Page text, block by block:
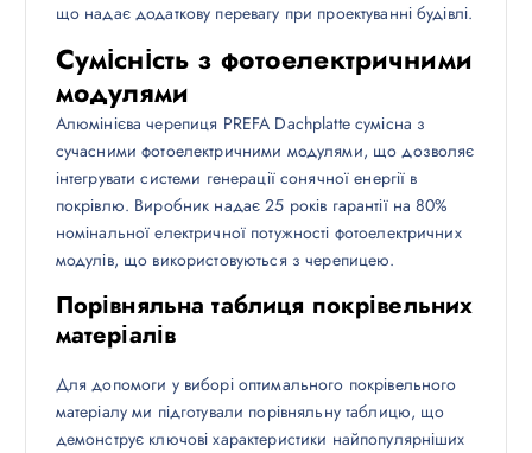
що надає додаткову перевагу при проектуванні будівлі.
Сумісність з фотоелектричними
модулями
Алюмінієва черепиця PREFA Dachplatte сумісна з
сучасними фотоелектричними модулями, що дозволяє
інтегрувати системи генерації сонячної енергії в
покрівлю. Виробник надає 25 років гарантії на 80%
номінальної електричної потужності фотоелектричних
модулів, що використовуються з черепицею.
Порівняльна таблиця покрівельних
матеріалів
Для допомоги у виборі оптимального покрівельного
матеріалу ми підготували порівняльну таблицю, що
демонструє ключові характеристики найпопулярніших